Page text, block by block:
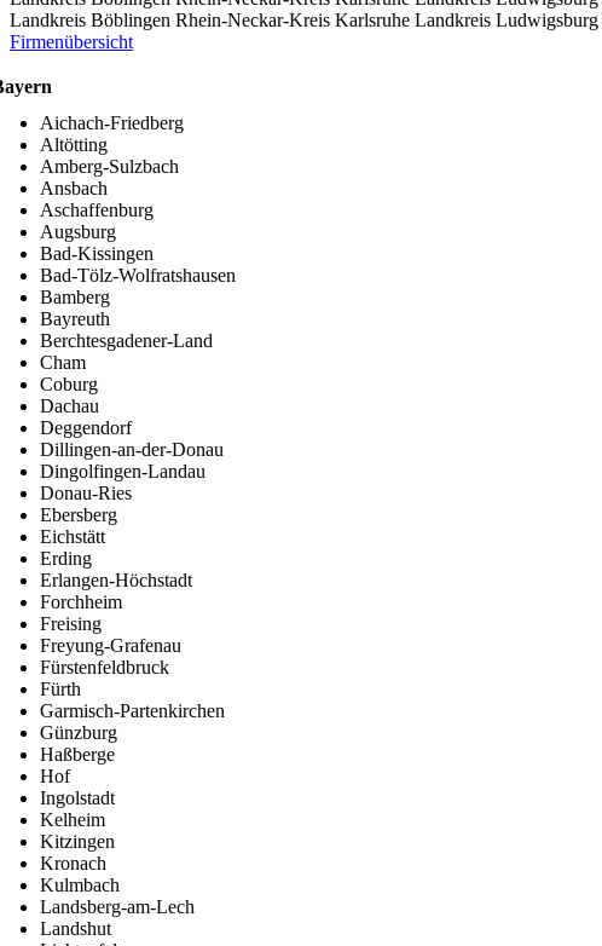
Landkreis Böblingen Rhein-Neckar-Kreis Karlsruhe Landkreis Ludwigsburg
Firmenübersicht
Aichach-Friedberg
Altötting
Amberg-Sulzbach
Ansbach
Aschaffenburg
Augsburg
Bad-Kissingen
Bad-Tölz-Wolfratshausen
Bamberg
Bayreuth
Berchtesgadener-Land
Cham
Coburg
Dachau
Deggendorf
Dillingen-an-der-Donau
Dingolfingen-Landau
Donau-Ries
Ebersberg
Eichstätt
Erding
Erlangen-Höchstadt
Forchheim
Freising
Freyung-Grafenau
Fürstenfeldbruck
Fürth
Garmisch-Partenkirchen
Günzburg
Haßberge
Hof
Ingolstadt
Kelheim
Kitzingen
Kronach
Kulmbach
Landsberg-am-Lech
Landshut